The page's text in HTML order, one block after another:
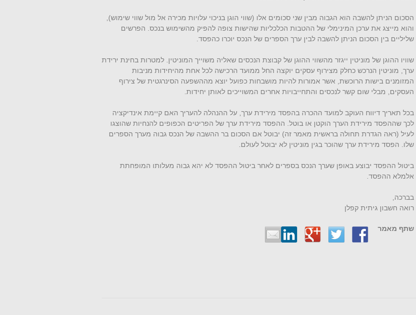
הסכום הניתן להשבה הוא הגבוה מבין שני סכומים אלו (שווי הוגן בניכוי עלויות מכירה אל מול שווי שימוש),
והוא מייצג את ערכן המינימלי של ההטבות הכלכליות שהישות צופה להפיק מהשימוש בנכס. הפרשים
שליליים בין הסכום הניתן להשבה לבין ערך הספרים של הנכס יוכרו כהפסד.
שוויו ההוגן של מוניטין ייגזר מהשווי ההוגן של קבוצת הנכסים שאליה משוייך המוניטין. למטרות בחינת ירידת
ערך, מוניטין הנרכש כחלק מצירוף עסקים יוקצה החל ממועד הרכישה לכל אחת מהיחידות מניבות
המזומנים בישות הרוכשת, אשר אמורות להיות מושבחות כפועל יוצא מההשפעה הסינרגטית של צירוף
העסקים, מבלי שום קשר לנכסים והתחייבויות אחרים המשוייכים לאותן יחידות.
בכל תאריך דיווח העוקב למועד ההכרה בהפסד מירידת ערך, על ההנהלה להעריך האם קיימת אינדיקציה
לכך שההפסד מירידת הערך הוקטן או בוטל. ההפסד מירידת ערך של הפריטים הכפופים להנחיות שהוצגו
לעיל (ראה הגדרת תחולה בראשית מאמר זה) יבוטל אם הסכום בר ההשבה של הנכס גבוה מערך הספרים
שלו. הפסד מירידת ערך שהוכר בגין מוניטין לא יבוטל לעולם.
ביטול ההפסד יבוצע באופן שערך הנכס בספרים לאחר ביטול ההפסד לא יהא גבוה מעלותו המופחתת
אלמלא ההפסד.
בברכה,
רואה חשבון גיתית קפלן
שתף מאמר